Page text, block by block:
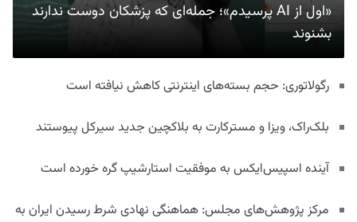
«اول از AI پرسیدم»؛ جمله‌ای که پزشکان دوست ندارند
بشنوند
رگولاتوری: حجم بسته‌های اینترنتی کاهش نیافته است
بلک‌راک، ویزا و مسترکارت به بلاکچین جدید سیرکل پیوستند
آینده اسپیس‌ایکس به موفقیت استارشیپ گره خورده است
مرکز پژوهش‌های مجلس: هماهنگی نهادی شرط رسیدن ایران به